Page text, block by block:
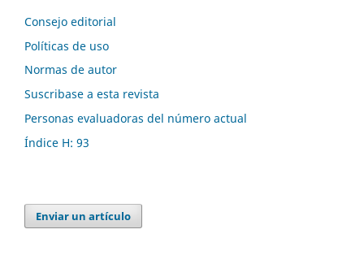
Consejo editorial
Políticas de uso
Normas de autor
Suscribase a esta revista
Personas evaluadoras del número actual
Índice H: 93
Enviar un artículo